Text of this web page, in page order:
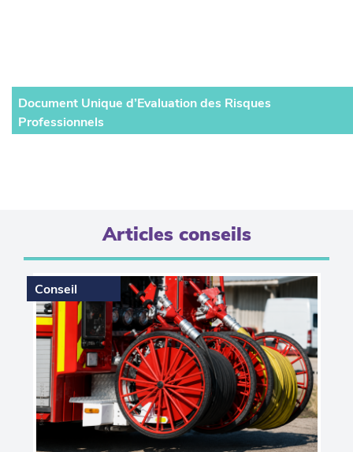
Document Unique d’Evaluation des Risques
Professionnels
Articles conseils
Conseil